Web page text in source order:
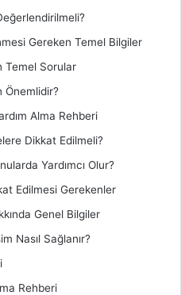
Gereken Temel Bilgiler
Temel Sorular
Önemlidir?
Alma Rehberi
Dikkat Edilmeli?
Yardımcı Olur?
Edilmesi Gerekenler
Genel Bilgiler
Nasıl Sağlanır?
Rehberi